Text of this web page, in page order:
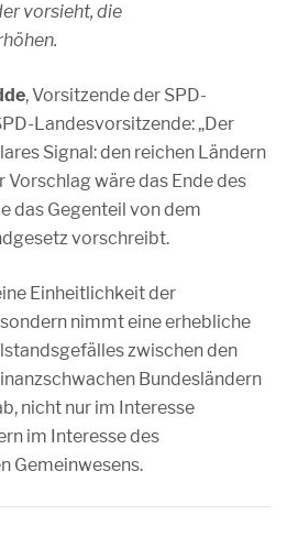
vorsieht, die
, Vorsitzende der SPD-
Landesvorsitzende: „Der
Signal: den reichen Ländern
Vorschlag wäre das Ende des
das Gegenteil von dem
vorschreibt.
Einheitlichkeit der
nimmt eine erhebliche
zwischen den
Bundesländern
nicht nur im Interesse
im Interesse des
Gemeinwesens.